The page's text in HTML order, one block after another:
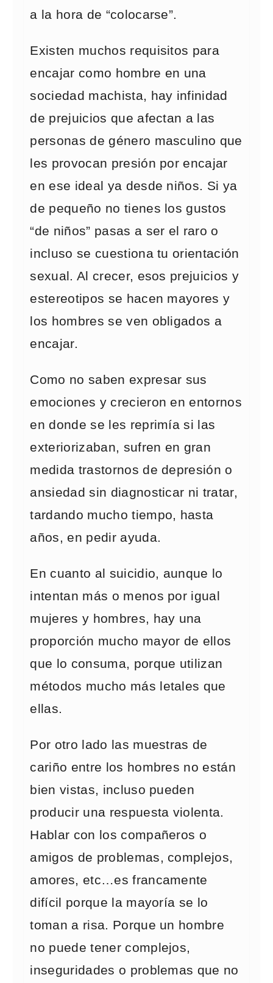
a la hora de “colocarse”.
Existen muchos requisitos para
encajar como hombre en una
sociedad machista, hay infinidad
de prejuicios que afectan a las
personas de género masculino que
les provocan presión por encajar
en ese ideal ya desde niños. Si ya
de pequeño no tienes los gustos
“de niños” pasas a ser el raro o
incluso se cuestiona tu orientación
sexual. Al crecer, esos prejuicios y
estereotipos se hacen mayores y
los hombres se ven obligados a
encajar.
Como no saben expresar sus
emociones y crecieron en entornos
en donde se les reprimía si las
exteriorizaban, sufren en gran
medida trastornos de depresión o
ansiedad sin diagnosticar ni tratar,
tardando mucho tiempo, hasta
años, en pedir ayuda.
En cuanto al suicidio, aunque lo
intentan más o menos por igual
mujeres y hombres, hay una
proporción mucho mayor de ellos
que lo consuma, porque utilizan
métodos mucho más letales que
ellas.
Por otro lado las muestras de
cariño entre los hombres no están
bien vistas, incluso pueden
producir una respuesta violenta.
Hablar con los compañeros o
amigos de problemas, complejos,
amores, etc…es francamente
difícil porque la mayoría se lo
toman a risa. Porque un hombre
no puede tener complejos,
inseguridades o problemas que no